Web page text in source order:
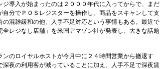
導入が始まったのは２０００年代に入ってからで、まだ
自分でＰＯＳレジスターを操作し、商品をスキャンして支
の混雑緩和の他、人手不足対応という事情もある。最近で
全レジなし店舗」を米国アマゾン社が発表し、大きな話題
のロイヤルホストが今月中に２４時間営業から撤退す
深夜の利用客が減っていることに加え、人手不足で深夜賃